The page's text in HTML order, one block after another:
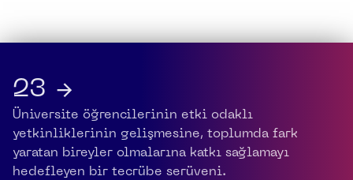
23 →
Üniversite öğrencilerinin etki odaklı
yetkinliklerinin gelişmesine, toplumda fark
yaratan bireyler olmalarına katkı sağlamayı
hedefleyen bir tecrübe serüveni.